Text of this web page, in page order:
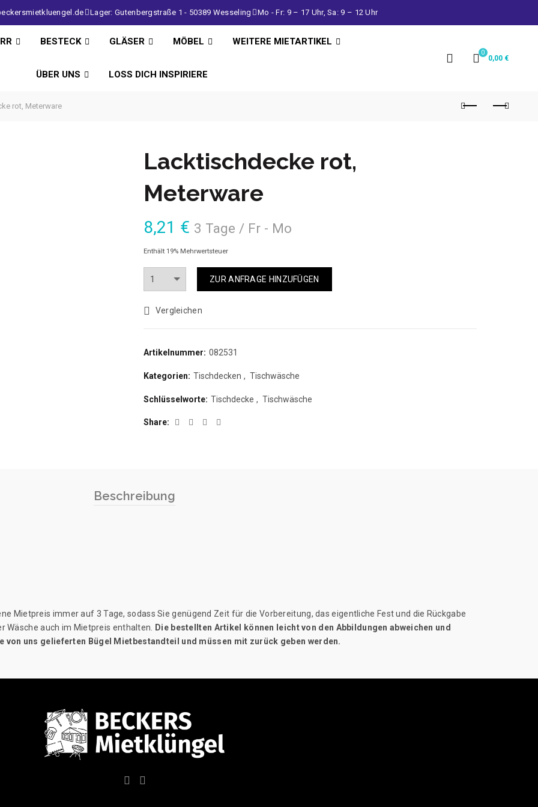
Lager: Gutenbergstraße 1 - 50389 Wesseling Mo - Fr: 9 – 17 Uhr, Sa: 9 – 12 Uhr
BESTECK GLÄSER MÖBEL WEITERE MIETARTIKEL
ÜBER UNS LOSS DICH INSPIRIERE
0
0,00 €
rot, Meterware
Lacktischdecke rot,
Meterware
8,21 € 3 Tage / Fr - Mo
Enthält 19% Mehrwertsteuer
ZUR ANFRAGE HINZUFÜGEN
Vergleichen
Artikelnummer: 082531
Kategorien: Tischdecken , Tischwäsche
Schlüsselworte: Tischdecke , Tischwäsche
Share
Beschreibung
Mietpreis immer auf 3 Tage, sodass Sie genügend Zeit für die Vorbereitung, das eigentliche Fest und die Rückgabe
Wäsche auch im Mietpreis enthalten.
Die bestellten Artikel können leicht von den Abbildungen abweichen und
von uns gelieferten Bügel Mietbestandteil und müssen mit zurück geben werden.